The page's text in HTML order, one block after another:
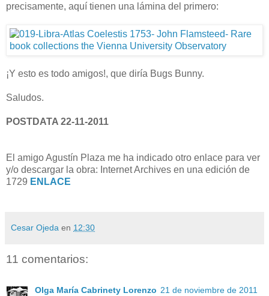
precisamente, aquí tienen una lámina del primero:
¡Y esto es todo amigos!, que diría Bugs Bunny.
Saludos.
POSTDATA 22-11-2011
El amigo Agustín Plaza me ha indicado otro enlace para ver
y/o descargar la obra: Internet Archives en una edición de
1729 ENLACE
Cesar Ojeda en 12:30
11 comentarios:
Olga María Cabrinety Lorenzo 21 de noviembre de 2011